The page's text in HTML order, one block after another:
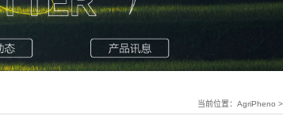
当前位置：AgriPheno